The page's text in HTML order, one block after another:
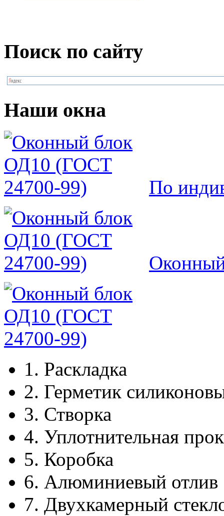
Поиск по сайту
Наши окна
По
1. Раскладка
2. Герметик
3. Створка
4. Уплотнительная
5. Коробка
6. Алюминиевый отлив
7. Двухкамерный